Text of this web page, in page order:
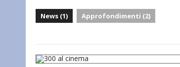
News (1) Approfondimenti (2)